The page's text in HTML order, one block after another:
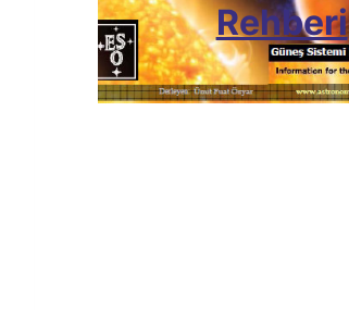
Rehberi